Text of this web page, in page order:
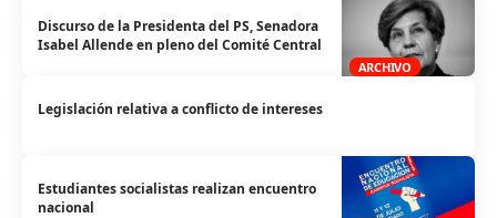
ARCHIVO
Discurso de la Presidenta del PS, Senadora
Isabel Allende en pleno del Comité Central
Legislación relativa a conflicto de intereses
Estudiantes socialistas realizan encuentro
nacional